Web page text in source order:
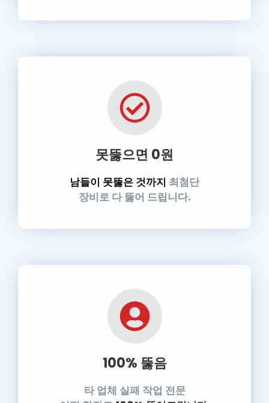
못뚫으면 0원
남들이 못뚫은 것까지 최첨단
장비로 다 뚫어 드립니다.
100% 뚫음
타 업체 실패 작업 전문